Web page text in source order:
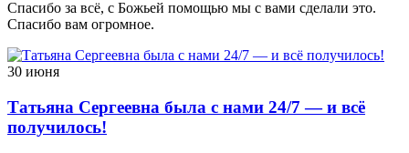
Спасибо за всё, с Божьей помощью мы с вами сделали это.
Спасибо вам огромное.
30 июня
Татьяна Сергеевна была с нами 24/7 — и всё
получилось!